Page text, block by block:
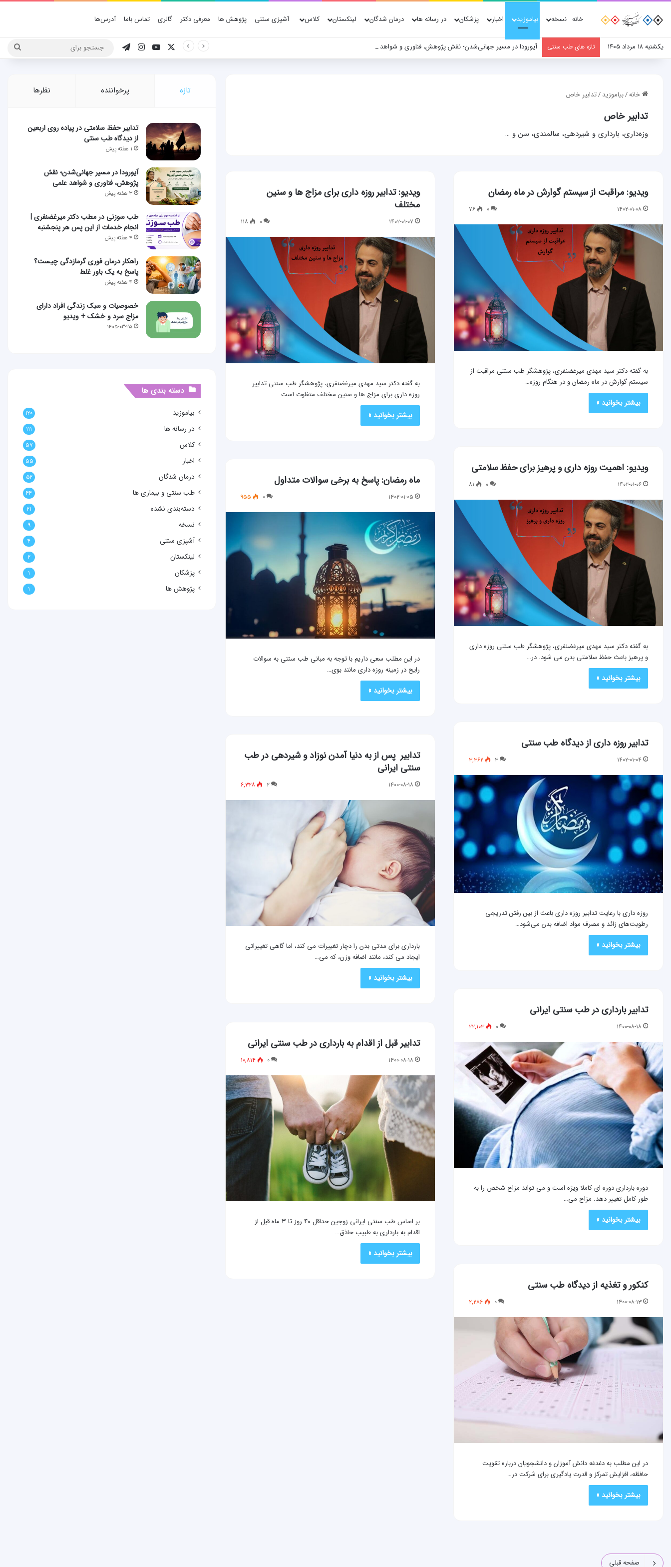
خانه نسخه بیاموزید اخبار پزشکان در رسانه ها درمان شدگان لینکستان کلاس آشپزی سنتی پژوهش ها معرفی دکتر گالری تماس باما آدرس‌ها
یکشنبه ۱۸ مرداد ۱۴۰۵ تازه های طب سنتی آیورودا در مسیر جهانی‌شدن؛ نقش پژوهش، فناوری و شواهد علمی یوتیوباینستاگرام
تلگرام
خانه/بیاموزید/تدابیر خاص
تدابیر خاص
وزه‌داری، بارداری و شیردهی، سالمندی، سن و …
ویدیو: مراقبت از سیستم گوارش در ماه رمضان
۱۴۰۲-۰۱-۰۸ ۰ ۷۶
به گفته دکتر سید مهدی میرغضنفری، پژوهشگر طب سنتی مراقبت از
سیستم گوارش در ماه رمضان و در هنگام روزه…
بیشتر بخوانید »
ویدیو: تدابیر روزه داری برای مزاج ها و سنین
مختلف
۱۴۰۲-۰۱-۰۷ ۰ ۱۱۸
به گفته دکتر سید مهدی میرغضنفری، پژوهشگر طب سنتی تدابیر
روزه داری برای مزاج ها و سنین مختلف متفاوت است.…
بیشتر بخوانید »
ویدیو: اهمیت روزه داری و پرهیز برای حفظ سلامتی
۱۴۰۲-۰۱-۰۶ ۰ ۸۱
به گفته دکتر سید مهدی میرغضنفری، پژوهشگر طب سنتی روزه داری
و پرهیز باعث حفظ سلامتی بدن می شود. در…
بیشتر بخوانید »
ماه رمضان: پاسخ به برخی سوالات متداول
۱۴۰۲-۰۱-۰۵ ۰ ۹۵۵
در این مطلب سعی داریم با توجه به مبانی طب سنتی به سوالات
رایج در زمینه روزه داری مانند بوی…
بیشتر بخوانید »
تدابیر روزه داری از دیدگاه طب سنتی
۱۴۰۲-۰۱-۰۴ ۳ ۳,۳۶۲
روزه داری با رعایت تدابیر روزه داری باعث از بین رفتن تدریجی
رطوبت‌های زائد و مصرف مواد اضافه بدن می‌شود…
بیشتر بخوانید »
تدابیر پس از به دنیا آمدن نوزاد و شیردهی در طب
سنتی ایرانی
۱۴۰۰-۰۸-۱۸ ۲ ۶,۳۲۸
بارداری برای مدتی بدن را دچار تغییرات می کند، اما گاهی تغییراتی
ایجاد می کند، مانند اضافه وزن، که می…
بیشتر بخوانید »
تدابیر بارداری در طب سنتی ایرانی
۱۴۰۰-۰۸-۱۸ ۰ ۲۲,۱۰۳
دوره بارداری دوره ای کاملا ویژه است و می تواند مزاج شخص را به
طور کامل تغییر دهد. مزاج می…
بیشتر بخوانید »
تدابیر قبل از اقدام به بارداری در طب سنتی ایرانی
۱۴۰۰-۰۸-۱۸ ۰ ۱۰,۸۱۴
بر اساس طب سنتی ایرانی زوجین حداقل ۴۰ روز تا ۳ ماه قبل از
اقدام به بارداری به طبیب حاذق…
بیشتر بخوانید »
کنکور و تغذیه از دیدگاه طب سنتی
۱۴۰۰-۰۸-۱۳ ۰ ۲,۲۸۶
در این مطلب به دغدغه دانش آموزان و دانشجویان درباره تقویت
حافظه، افزایش تمرکز و قدرت یادگیری برای شرکت در…
بیشتر بخوانید »
صفحه قبلی
تازه پرخواننده نظرها
تدابیر حفظ سلامتی در پیاده روی اربعین
از دیدگاه طب سنتی
۱ هفته پیش
آیورودا در مسیر جهانی‌شدن؛ نقش
پژوهش، فناوری و شواهد علمی
۳ هفته پیش
طب سوزنی در مطب دکتر میرغضنفری |
انجام خدمات از این پس هر پنجشنبه
۴ هفته پیش
راهکار درمان فوری گرمازدگی چیست؟
پاسخ به یک باور غلط
۴ هفته پیش
خصوصیات و سبک زندگی افراد دارای
مزاج سرد و خشک + ویدیو
۱۴۰۵-۰۳-۲۵
دسته بندی ها
بیاموزید ۱۲۰
در رسانه ها ۱۱۱
کلاس ۵۷
اخبار ۵۵
درمان شدگان ۵۲
طب سنتی و بیماری ها ۴۴
دسته‌بندی نشده ۲۱
نسخه ۹
آشپزی سنتی ۴
لینکستان ۲
پزشکان ۱
پژوهش ها ۱